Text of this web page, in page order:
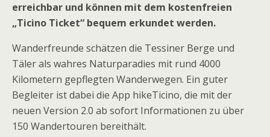
erreichbar und können mit dem kostenfreien
„Ticino Ticket“ bequem erkundet werden.
Wanderfreunde schätzen die Tessiner Berge und
Täler als wahres Naturparadies mit rund 4000
Kilometern gepflegten Wanderwegen. Ein guter
Begleiter ist dabei die App hikeTicino, die mit der
neuen Version 2.0 ab sofort Informationen zu über
150 Wandertouren bereithält.